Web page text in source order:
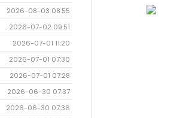
2026-08-03 08:55
2026-07-02 09:51
2026-07-01 11:20
2026-07-01 07:30
2026-07-01 07:28
2026-06-30 07:37
2026-06-30 07:36